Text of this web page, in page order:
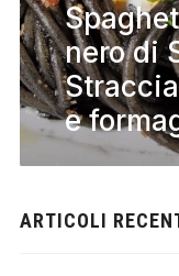
nero di
e
ARTICOLI